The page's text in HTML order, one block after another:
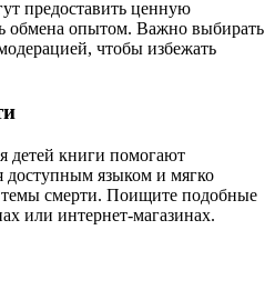
предоставить ценную
обмена опытом. Важно выбирать
чтобы избежать
детей книги помогают
доступным языком и мягко
смерти. Поищите подобные
или интернет-магазинах.